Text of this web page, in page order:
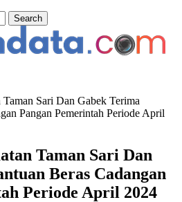
Sari Dan Gabek Terima
Pangan Pemerintah Periode April
Taman Sari Dan
Beras Cadangan
Periode April 2024